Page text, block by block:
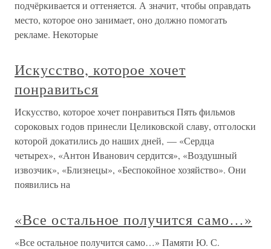
подчёркивается и оттеняется. А значит, чтобы оправдать
место, которое оно занимает, оно должно помогать
рекламе. Некоторые
Искусство, которое хочет
понравиться
Искусство, которое хочет понравиться Пять фильмов
сороковых годов принесли Целиковской славу, отголоски
которой докатились до наших дней, — «Сердца
четырех», «Антон Иванович сердится», «Воздушный
извозчик», «Близнецы», «Беспокойное хозяйство». Они
появились на
«Все остальное получится само…»
«Все остальное получится само…» Памяти Ю. С.